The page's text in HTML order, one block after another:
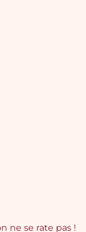
ne se rate pas !